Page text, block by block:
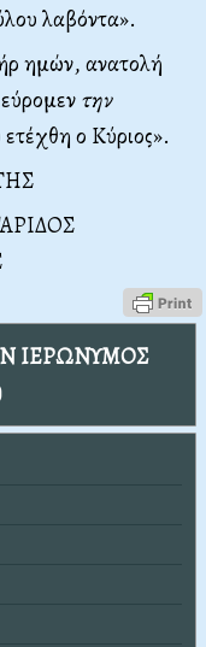
λαβόντα».
ημών, ανατολή
την
ο Κύριος».
ΙΕΡΩΝΥΜΟΣ